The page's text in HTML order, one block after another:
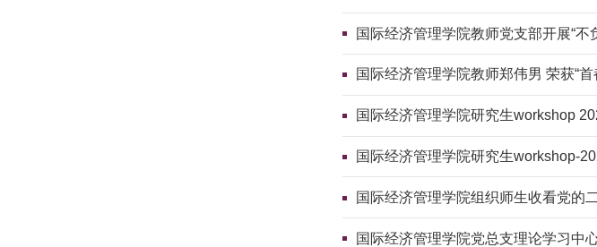
国际经济管理学院教师党支部开展“
国际经济管理学院教师郑伟男 荣获“
国际经济管理学院研究生workshop
国际经济管理学院研究生workshop-
国际经济管理学院组织师生收看党的
国际经济管理学院党总支理论学习中